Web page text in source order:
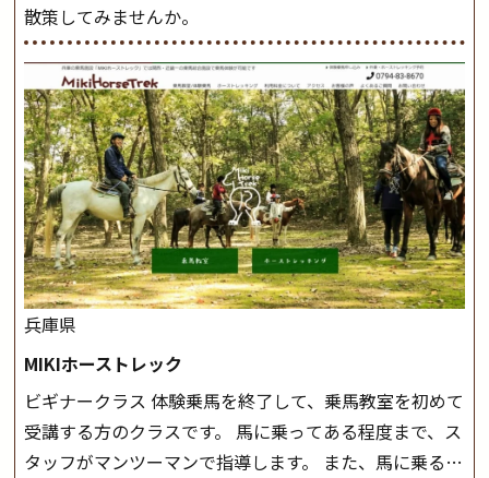
散策してみませんか。
兵庫県
MIKIホーストレック
ビギナークラス 体験乗馬を終了して、乗馬教室を初めて
受講する方のクラスです。 馬に乗ってある程度まで、ス
タッフがマンツーマンで指導します。 また、馬に乗るだ